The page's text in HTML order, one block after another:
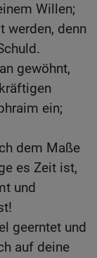
Willen;
werden, denn
gewöhnt,
ein;
dem Maße
es Zeit ist,
und
geerntet und
auf deine